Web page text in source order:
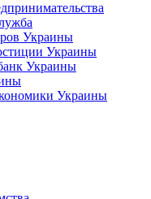
Украины
Украины
Украины
Украины